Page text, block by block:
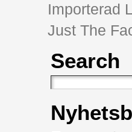
Importerad
Just The
Search